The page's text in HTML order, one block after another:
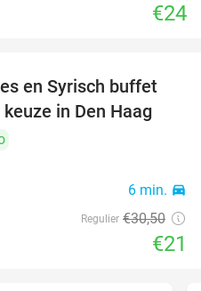
€24
31%
en Syrisch buffet
in Den Haag
6 min. directions_car
Regulier €30,50
€21